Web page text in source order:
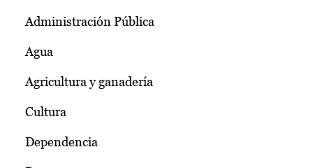
Administración Pública
Agua
Agricultura y ganadería
Cultura
Dependencia